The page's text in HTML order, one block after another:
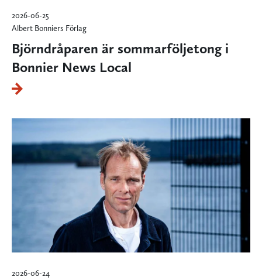
2026-06-25
Albert Bonniers Förlag
Björndråparen är sommarföljetong i
Bonnier News Local
2026-06-24